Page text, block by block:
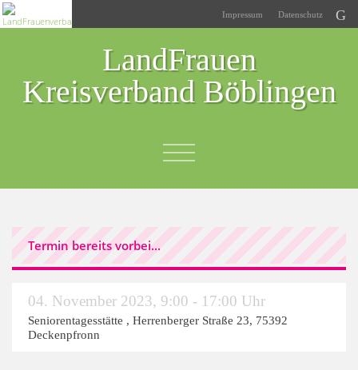
Impressum Datenschutz
LandFrauen
Kreisverband Böblingen
Termin bereits vorbei...
04. November 2023, 9:00 - 17:00 Uhr
Seniorentagesstätte , Herrenberger Straße 23, 75392
Deckenpfronn